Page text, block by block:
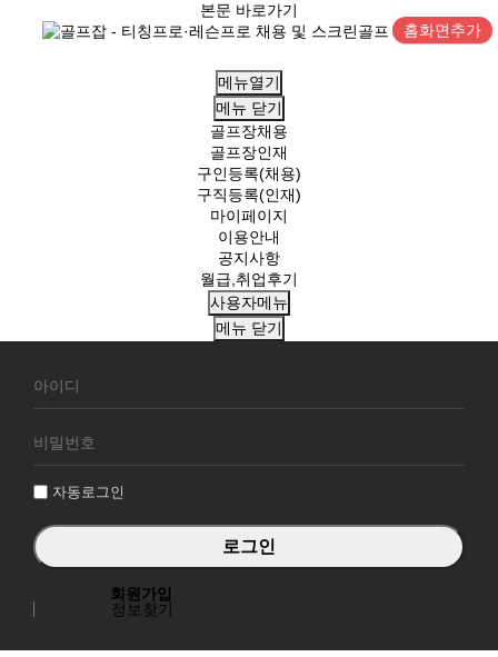
본문 바로가기
홈화면추가
메뉴열기
메뉴 닫기
골프장채용
골프장인재
구인등록(채용)
구직등록(인재)
마이페이지
이용안내
공지사항
월급,취업후기
사용자메뉴
메뉴 닫기
원
그
자동로그인
회원가입
정보찾기